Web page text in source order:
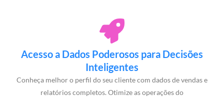
Acesso a Dados Poderosos para Decisões
Inteligentes
Conheça melhor o perfil do seu cliente com dados de vendas e
relatórios completos. Otimize as operações do